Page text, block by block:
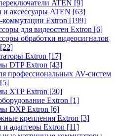
ATEN [9]
и аксессуары ATEN [63]
Extron [199]
для видеостен Extron [6]
обработки видеосигналов
[22]
Extron [17]
DTP Extron [43]
профессиональных AV-систем
[5]
XTP Extron [30]
Extron [1]
DXP Extron [6]
крепления Extron [3]
и адаптеры Extron [11]